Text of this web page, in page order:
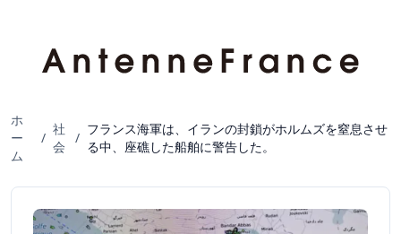
ホ
ー
ム
/
社
会
/
フランス海軍は、イランの封鎖がホルムズを窒息させ
る中、座礁した船舶に警告した。